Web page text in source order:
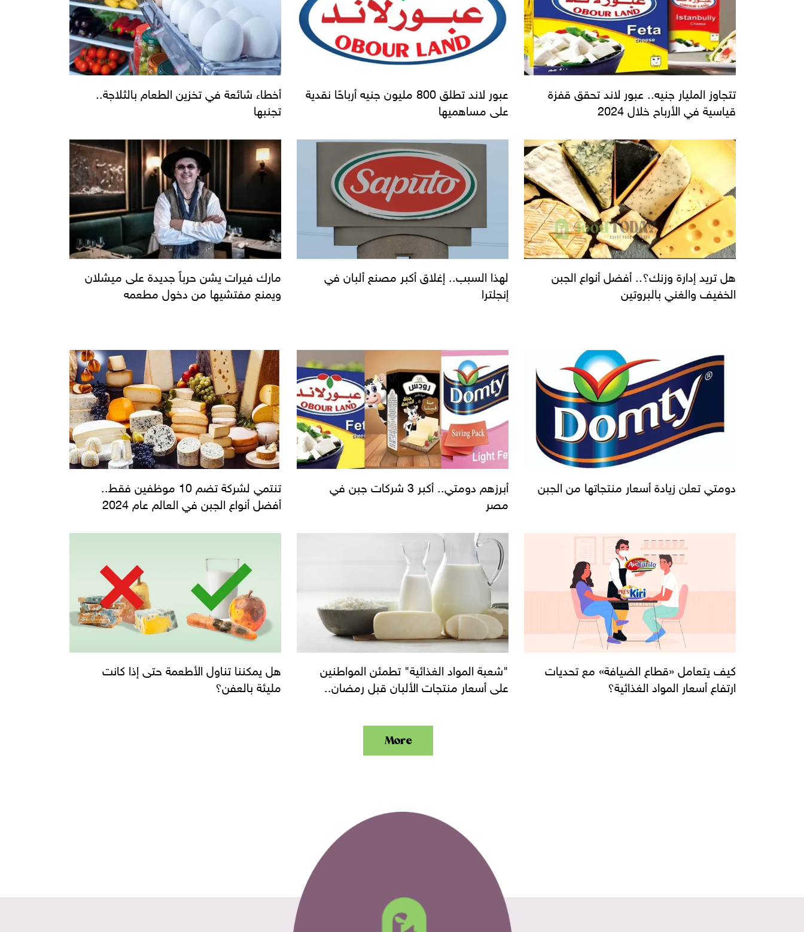
أخطاء شائعة في تخزين الطعام بالثلاجة..
تجنبها
عبور لاند تطلق 800 مليون جنيه أرباحًا نقدية
على مساهميها
تتجاوز المليار جنيه.. عبور لاند تحقق قفزة
قياسية في الأرباح خلال 2024
مارك فيرات يشن حرباً جديدة على ميشلان
ويمنع مفتشيها من دخول مطعمه
لهذا السبب.. إغلاق أكبر مصنع ألبان في
إنجلترا
هل تريد إدارة وزنك؟.. أفضل أنواع الجبن
الخفيف والغني بالبروتين
تنتمي لشركة تضم 10 موظفين فقط..
أفضل أنواع الجبن في العالم عام 2024
أبرزهم دومتي.. أكبر 3 شركات جبن في
مصر
دومتي تعلن زيادة أسعار منتجاتها من الجبن
هل يمكننا تناول الأطعمة حتى إذا كانت
مليئة بالعفن؟
"شعبة المواد الغذائية" تطمئن المواطنين
على أسعار منتجات الألبان قبل رمضان..
كيف يتعامل «قطاع الضيافة» مع تحديات
ارتفاع أسعار المواد الغذائية؟
More